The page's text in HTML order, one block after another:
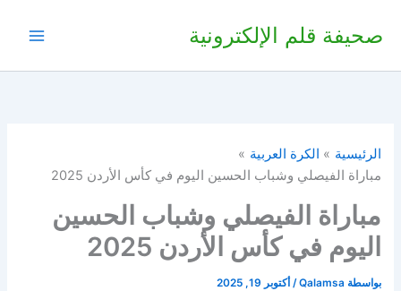
صحيفة قلم الإلكترونية
الرئيسية
الكرة العربية
مباراة الفيصلي وشباب الحسين اليوم في كأس الأردن 2025
مباراة الفيصلي وشباب الحسين
اليوم في كأس الأردن 2025
بواسطة Qalamsa
/ أكتوبر 19, 2025